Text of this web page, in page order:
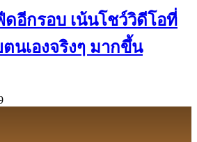
ดอีกรอบ เน้นโชว์วิดีโอที่
นเองจริงๆ มากขึ้น